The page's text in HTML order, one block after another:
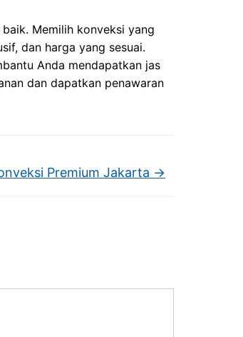
Memilih konveksi yang
dan harga yang sesuai.
Anda mendapatkan jas
dan dapatkan penawaran
Premium Jakarta →